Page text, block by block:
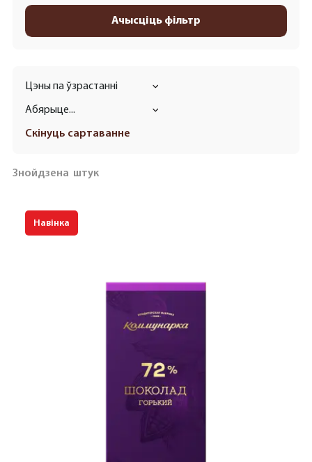
Ачысціць фільтр
Цэны па ўзрастанні
Абярыце...
Скінуць сартаванне
Знойдзена штук
Навінка